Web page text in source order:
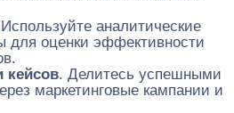
аналитические
для оценки эффективности
кейсов. Делитесь успешными
маркетинговые кампании и